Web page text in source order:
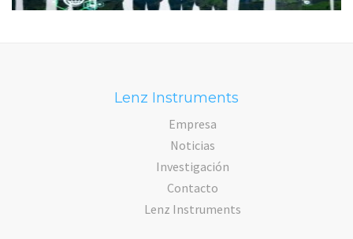
Lenz Instruments
Empresa
Noticias
Investigación
Contacto
Lenz Instruments